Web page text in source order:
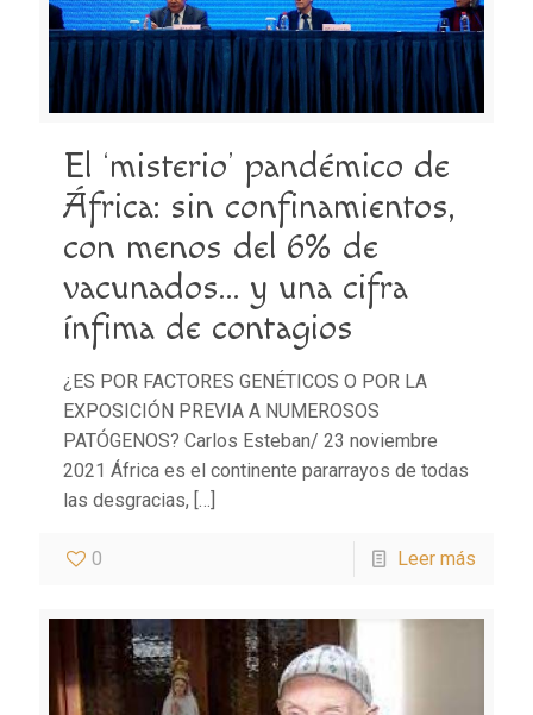
El ‘misterio’ pandémico de
África: sin confinamientos,
con menos del 6% de
vacunados… y una cifra
ínfima de contagios
¿ES POR FACTORES GENÉTICOS O POR LA
EXPOSICIÓN PREVIA A NUMEROSOS
PATÓGENOS? Carlos Esteban/ 23 noviembre
2021 África es el continente pararrayos de todas
las desgracias, […]
0 Leer más